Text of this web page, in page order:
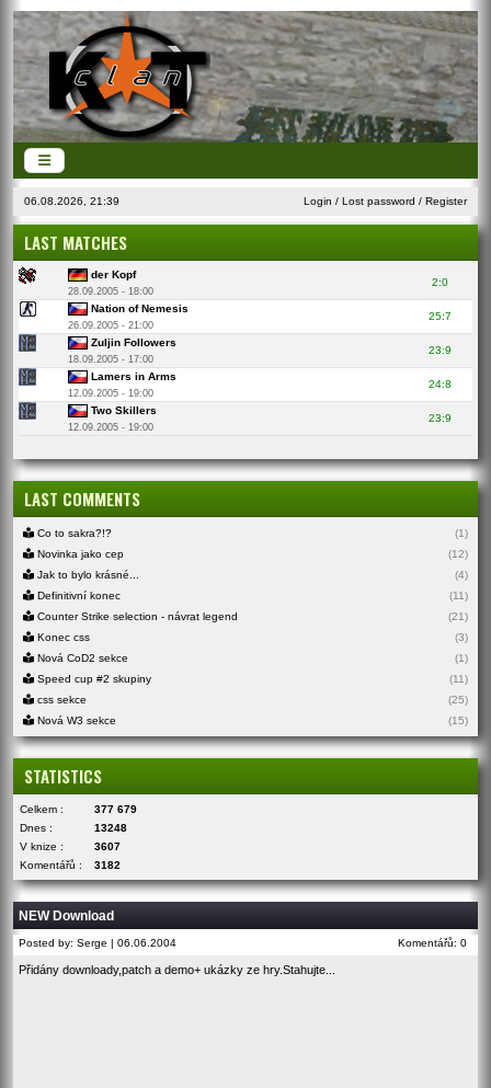
06.08.2026, 21:39 Login / Lost password / Register
LAST MATCHES
der Kopf
28.09.2005 - 18:00
2:0
Nation of Nemesis
26.09.2005 - 21:00
25:7
Zuljin Followers
18.09.2005 - 17:00
23:9
Lamers in Arms
12.09.2005 - 19:00
24:8
Two Skillers
12.09.2005 - 19:00
23:9
LAST COMMENTS
Co to sakra?!?
(1)
Novinka jako cep
(12)
Jak to bylo krásné...
(4)
Definitivní konec
(11)
Counter Strike selection - návrat legend
(21)
Konec css
(3)
Nová CoD2 sekce
(1)
Speed cup #2 skupiny
(11)
css sekce
(25)
Nová W3 sekce
(15)
STATISTICS
Celkem :
377 679
Dnes :
13248
V knize :
3607
Komentářů :
3182
NEW Download
Posted by: Serge | 06.06.2004 Komentářů: 0
Přidány downloady,patch a demo+ ukázky ze hry.Stahujte...